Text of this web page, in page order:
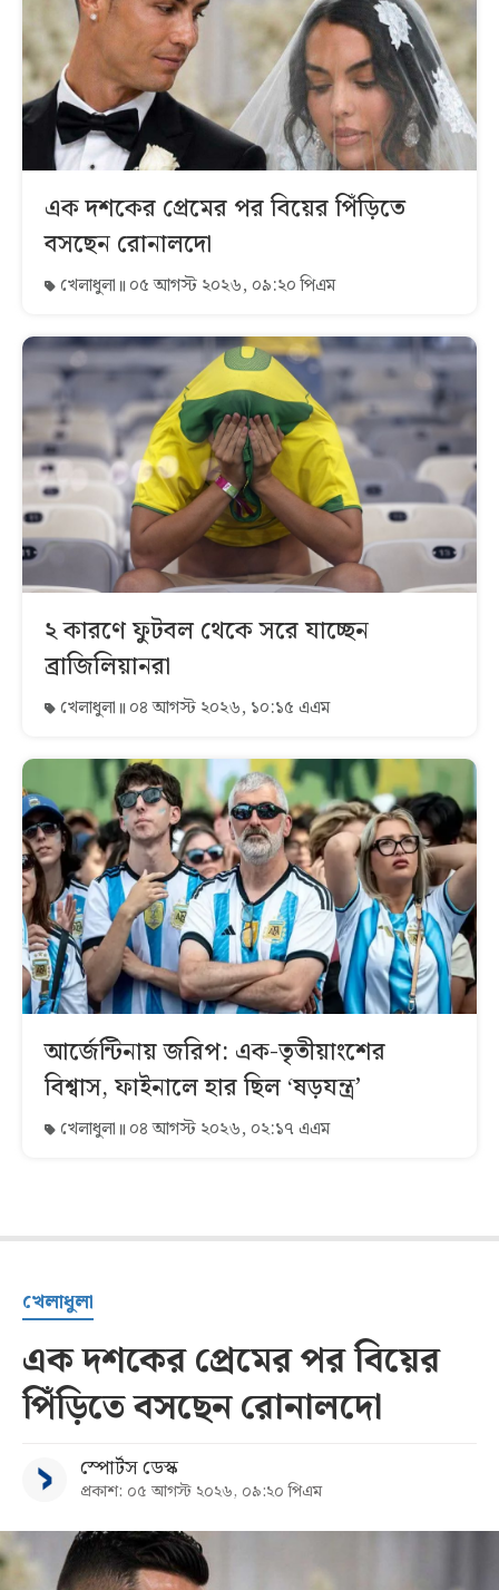
এক দশকের প্রেমের পর বিয়ের পিঁড়িতে
বসছেন রোনালদো
খেলাধুলা ০৫ আগস্ট ২০২৬, ০৯:২০ পিএম
২ কারণে ফুটবল থেকে সরে যাচ্ছেন
ব্রাজিলিয়ানরা
খেলাধুলা ০৪ আগস্ট ২০২৬, ১০:১৫ এএম
আর্জেন্টিনায় জরিপ: এক-তৃতীয়াংশের
বিশ্বাস, ফাইনালে হার ছিল ‘ষড়যন্ত্র’
খেলাধুলা ০৪ আগস্ট ২০২৬, ০২:১৭ এএম
খেলাধুলা
এক দশকের প্রেমের পর বিয়ের
পিঁড়িতে বসছেন রোনালদো
স্পোর্টস ডেস্ক
প্রকাশ: ০৫ আগস্ট ২০২৬, ০৯:২০ পিএম